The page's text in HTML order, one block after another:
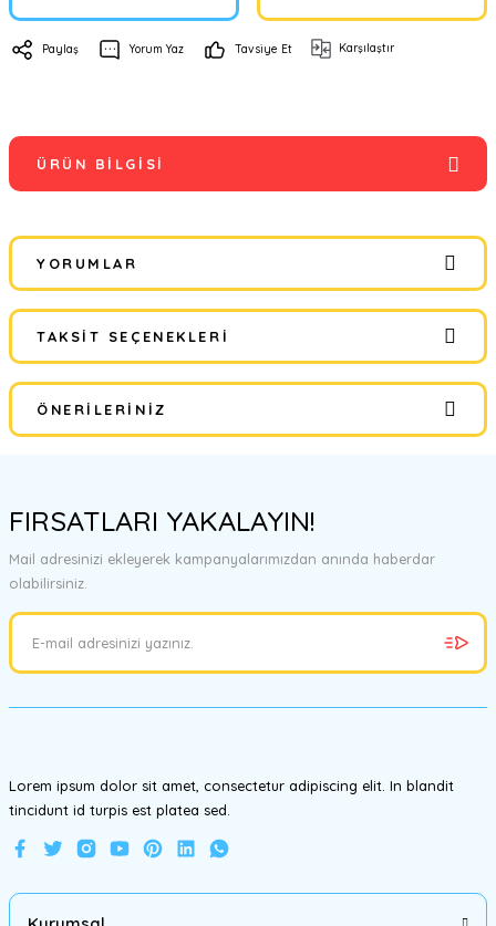
Paylaş Yorum Yaz Tavsiye Et Karşılaştır
ÜRÜN BILGISI
YORUMLAR
Bu ürüne ilk yorumu siz yapın!
Yorum Yaz
TAKSIT SEÇENEKLERI
ÖNERILERINIZ
tarafımıza iletebilirsiniz.
Görüş ve önerileriniz için teşekkür ederiz.
Ürün resmi kalitesiz, bozuk veya görüntülenemiyor.
Ürün bilgilerinde hatalar bulunuyor.
FIRSATLARI YAKALAYIN!
Mail adresinizi ekleyerek kampanyalarımızdan anında haberdar
olabilirsiniz.
Lorem ipsum dolor sit amet, consectetur adipiscing elit. In blandit
tincidunt id turpis est platea sed.